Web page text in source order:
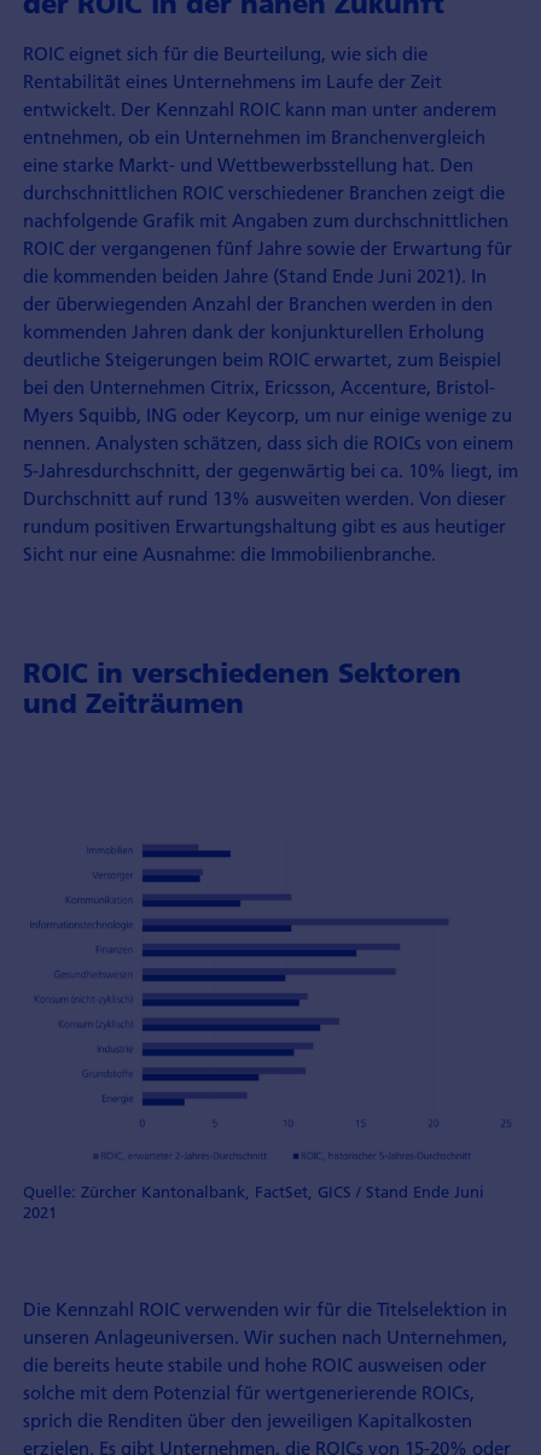
ROIC eignet sich für die Beurteilung, wie sich die
Rentabilität eines Unternehmens im Laufe der Zeit
entwickelt. Der Kennzahl ROIC kann man unter anderem
entnehmen, ob ein Unternehmen im Branchenvergleich
eine starke Markt- und Wettbewerbsstellung hat. Den
durchschnittlichen ROIC verschiedener Branchen zeigt die
nachfolgende Grafik mit Angaben zum durchschnittlichen
ROIC der vergangenen fünf Jahre sowie der Erwartung für
die kommenden beiden Jahre (Stand Ende Juni 2021). In
der überwiegenden Anzahl der Branchen werden in den
kommenden Jahren dank der konjunkturellen Erholung
deutliche Steigerungen beim ROIC erwartet, zum Beispiel
bei den Unternehmen Citrix, Ericsson, Accenture, Bristol-
Myers Squibb, ING oder Keycorp, um nur einige wenige zu
nennen. Analysten schätzen, dass sich die ROICs von einem
5-Jahresdurchschnitt, der gegenwärtig bei ca. 10% liegt, im
Durchschnitt auf rund 13% ausweiten werden. Von dieser
rundum positiven Erwartungshaltung gibt es aus heutiger
Sicht nur eine Ausnahme: die Immobilienbranche.
ROIC in verschiedenen Sektoren
und Zeiträumen
Quelle: Zürcher Kantonalbank, FactSet, GICS / Stand Ende Juni
2021
Die Kennzahl ROIC verwenden wir für die Titelselektion in
unseren Anlageuniversen. Wir suchen nach Unternehmen,
die bereits heute stabile und hohe ROIC ausweisen oder
solche mit dem Potenzial für wertgenerierende ROICs,
sprich die Renditen über den jeweiligen Kapitalkosten
erzielen. Es gibt Unternehmen, die ROICs von 15-20% oder